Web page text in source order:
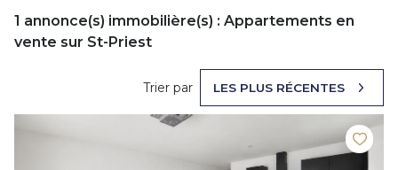
1 annonce(s) immobilière(s) : Appartements en
vente sur St-Priest
Trier par LES PLUS RÉCENTES